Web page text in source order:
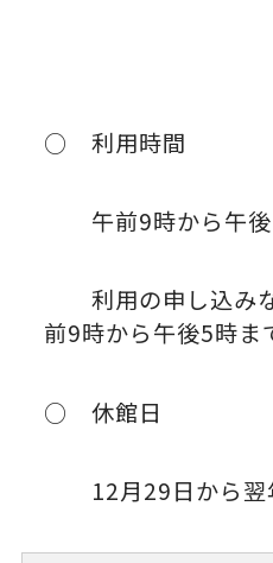
○ 利用時間
午前9時から午後
利用の申し込み
前9時から午後5時ま
○ 休館日
12月29日から翌